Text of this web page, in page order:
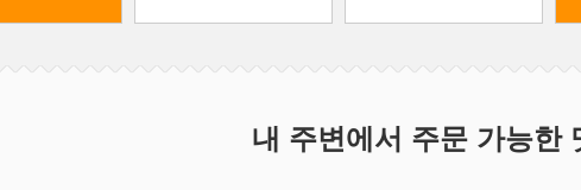
내 주변에서 주문 가능한